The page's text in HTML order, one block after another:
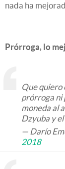
nada ha
Prórroga, lo
Que quiero
prórroga ni
moneda al
Dzyuba y el
— Darío
2018